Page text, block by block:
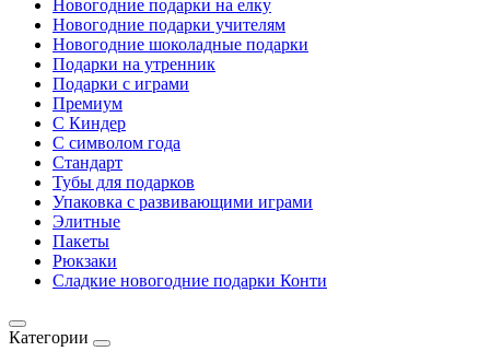
Новогодние подарки на елку
Новогодние подарки учителям
Новогодние шоколадные подарки
Подарки на утренник
Подарки с играми
Премиум
С Киндер
С символом года
Стандарт
Тубы для подарков
Упаковка с развивающими играми
Элитные
Пакеты
Рюкзаки
Сладкие новогодние подарки Конти
Категории